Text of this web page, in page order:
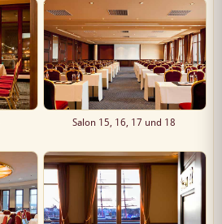
Salon 15, 16, 17 und 18